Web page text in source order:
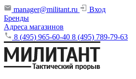
manager@militant.ru
Вход
Бренды
Адреса магазинов
8 (495) 965-60-40 8 (495) 789-79-63